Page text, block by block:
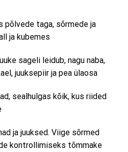
põlvede taga, sõrmede ja
ja kubemes
sageli leidub, nagu naba,
juuksepiir ja pea ülaosa
sealhulgas kõik, kus riided
ja juuksed. Viige sõrmed
kontrollimiseks tõmmake